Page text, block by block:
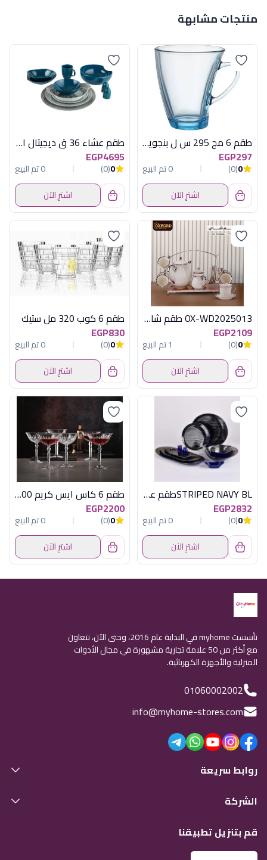
منتجات مشابهة
طقم 6 مج 295 س ل بنجوين تركواز باشابتشى
EGP297
0
(0)
0 تم البيع
اشترِ الآن
طقم عشاء 36 ق ديجيتال ازرق املس الفريدو
EGP4695
0
(0)
0 تم البيع
اشترِ الآن
OX-WD2025013 طقم شاى 15ق بورسلين فضى
EGP2109
0
(0)
1 تم البيع
اشترِ الآن
طقم 6 كوب 320 مل ستيك
EGP830
0
(0)
0 تم البيع
اشترِ الآن
STRIPED NAVY BLطقم عشاء 30ق لوب اكسفورد
EGP2832
0
(0)
0 تم البيع
اشترِ الآن
طقم 6 كاس ايس كريم 200 مل باليس
EGP2200
0
(0)
0 تم البيع
اشترِ الآن
تأسست myhome في البداية عام 2016، وحتى الآن، نتعاون
مع أكثر من 50 علامة تجارية مشهورة في مجال الأدوات
المنزلية والأجهزة الكهربائية.
01060002002
info@myhome-stores.com
روابط سريعة
الشركة
قم بتنزيل تطبيقنا